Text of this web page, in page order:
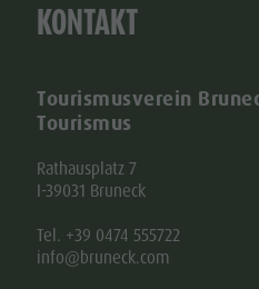
KONTAKT
Tourismusverein
Tourismus
Rathausplatz 7
I-39031 Bruneck
Tel. +39 0474 555722
info@bruneck.com